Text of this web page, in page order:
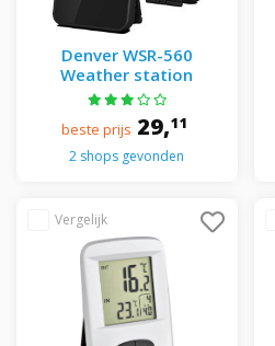
Denver WSR-560
Weather station
beste prijs 29,11
2 shops gevonden